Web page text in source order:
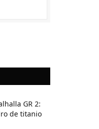
GR 2:
de titanio